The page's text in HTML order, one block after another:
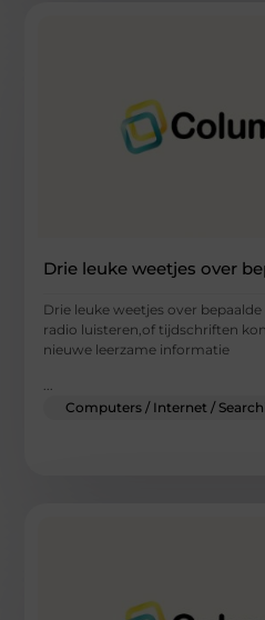
Drie leuke weetjes over
Drie leuke weetjes over
radio luisteren,of tijdschriften
nieuwe leerzame informatie
...
Computers / Internet /